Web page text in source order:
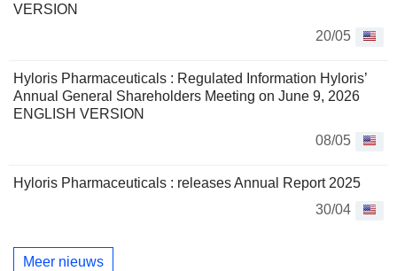
VERSION
20/05
Hyloris Pharmaceuticals : Regulated Information Hyloris’
Annual General Shareholders Meeting on June 9, 2026
ENGLISH VERSION
08/05
Hyloris Pharmaceuticals : releases Annual Report 2025
30/04
Meer nieuws